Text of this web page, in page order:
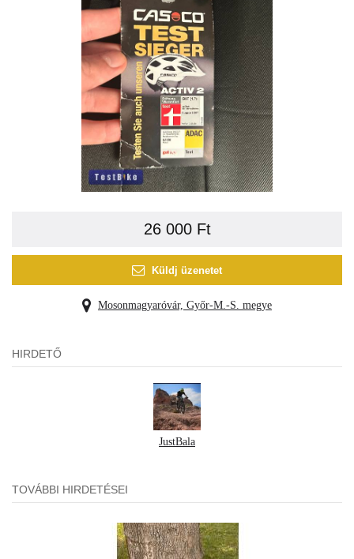
26 000 Ft
Küldj üzenetet
Mosonmagyaróvár, Győr-M.-S. megye
HIRDETŐ
JustBala
TOVÁBBI HIRDETÉSEI